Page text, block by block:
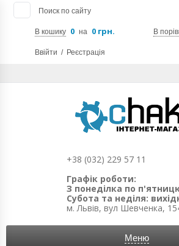
Поиск по сайту
В кошику 0 на 0 грн. В
Ввійти / Реєстрація
+38 (032) 229 57 11
Графік роботи:
З понеділка по
Субота та неділя:
м. Львів, вул Шевченка,
Меню